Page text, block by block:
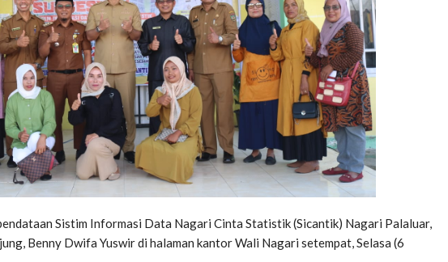
Sistim Informasi Data Nagari Cinta Statistik (Sicantik) Nagari Palaluar,
Benny Dwifa Yuswir di halaman kantor Wali Nagari setempat, Selasa (6